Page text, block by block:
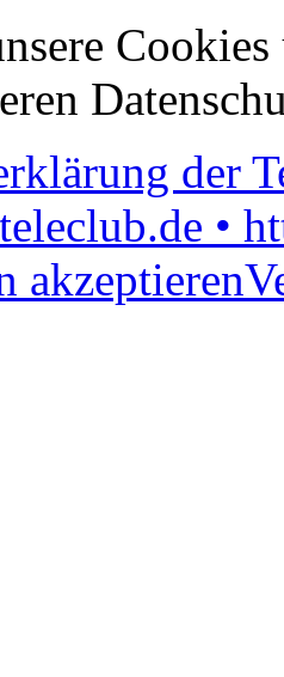
der
•
akzeptieren